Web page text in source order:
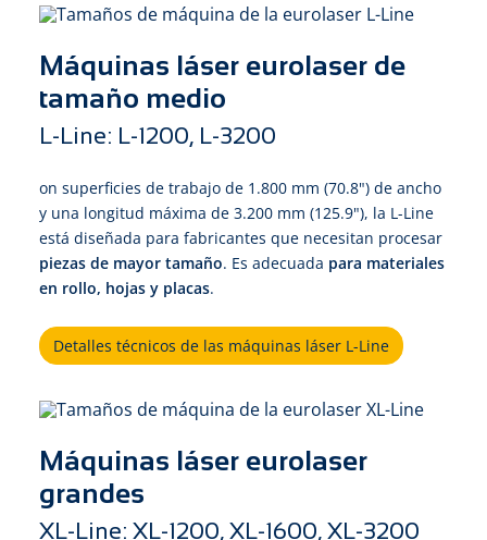
Máquinas láser eurolaser de
tamaño medio
L-Line: L-1200, L-3200
on superficies de trabajo de 1.800 mm (70.8") de ancho
y una longitud máxima de 3.200 mm (125.9"), la L-Line
está diseñada para fabricantes que necesitan procesar
piezas de mayor tamaño. Es adecuada para materiales
en rollo, hojas y placas.
Detalles técnicos de las máquinas láser L-Line
Máquinas láser eurolaser
grandes
XL-Line: XL-1200, XL-1600, XL-3200